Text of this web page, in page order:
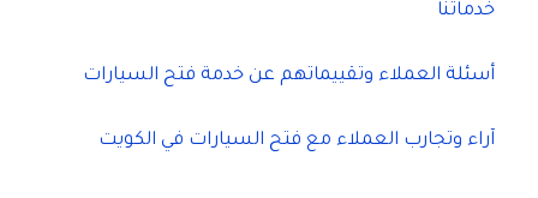
خدماتنا
أسئلة العملاء وتقييماتهم عن خدمة فتح السيارات
آراء وتجارب العملاء مع فتح السيارات في الكويت